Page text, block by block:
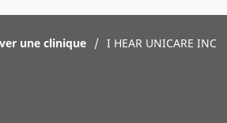
une clinique / I HEAR UNICARE INC